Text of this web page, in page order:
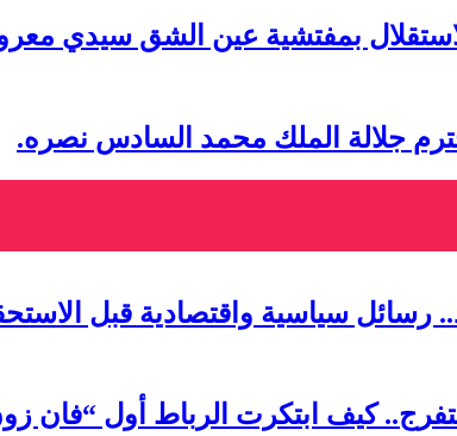
بمفتشية عين الشق سيدي
جلالة الملك محمد السادس نصره.
رسائل سياسية واقتصادية قبل